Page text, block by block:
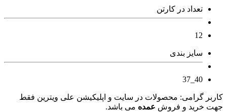
تعداد در کارتن
12
سایز بندی
40_37
کاربر گرامی: محصولات در سایت و اپلیکیشن علی ویترین فقط
جهت خرید و فروش عمده می باشد.